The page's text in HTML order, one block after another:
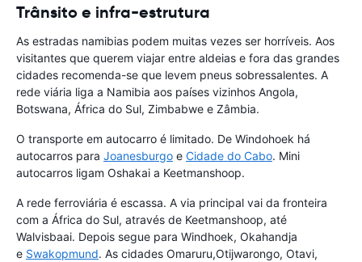
Trânsito e infra-estrutura
As estradas namibias podem muitas vezes ser horríveis. Aos
visitantes que querem viajar entre aldeias e fora das grandes
cidades recomenda-se que levem pneus sobressalentes. A
rede viária liga a Namibia aos países vizinhos Angola,
Botswana, África do Sul, Zimbabwe e Zâmbia.
O transporte em autocarro é limitado. De Windohoek há
autocarros para Joanesburgo e Cidade do Cabo. Mini
autocarros ligam Oshakai a Keetmanshoop.
A rede ferroviária é escassa. A via principal vai da fronteira
com a África do Sul, através de Keetmanshoop, até
Walvisbaai. Depois segue para Windhoek, Okahandja
e Swakopmund. As cidades Omaruru,Otijwarongo, Otavi,